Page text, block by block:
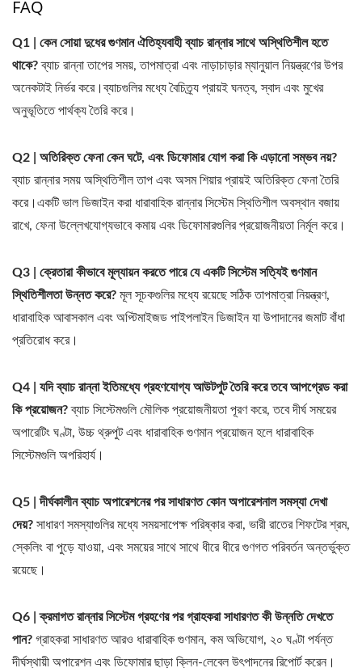
FAQ
Q1 | কেন সোয়া দুধের গুণমান ঐতিহ্যবাহী ব্যাচ রান্নার সাথে অস্থিতিশীল হতে
থাকে?ব্যাচ রান্না তাপের সময়, তাপমাত্রা এবং নাড়াচাড়ার ম্যানুয়াল নিয়ন্ত্রণের উপর
অনেকটাই নির্ভর করে।ব্যাচগুলির মধ্যে বৈচিত্র্য প্রায়ই ঘনত্ব, স্বাদ এবং মুখের
অনুভূতিতে পার্থক্য তৈরি করে।
Q2 | অতিরিক্ত ফেনা কেন ঘটে, এবং ডিফোমার যোগ করা কি এড়ানো সম্ভব নয়?
ব্যাচ রান্নার সময় অস্থিতিশীল তাপ এবং অসম শিয়ার প্রায়ই অতিরিক্ত ফেনা তৈরি
করে।একটি ভাল ডিজাইন করা ধারাবাহিক রান্নার সিস্টেম স্থিতিশীল অবস্থান বজায়
রাখে, ফেনা উল্লেখযোগ্যভাবে কমায় এবং ডিফোমারগুলির প্রয়োজনীয়তা নির্মূল করে।
Q3 | ক্রেতারা কীভাবে মূল্যায়ন করতে পারে যে একটি সিস্টেম সত্যিই গুণমান
স্থিতিশীলতা উন্নত করে? মূল সূচকগুলির মধ্যে রয়েছে সঠিক তাপমাত্রা নিয়ন্ত্রণ,
ধারাবাহিক আবাসকাল এবং অপ্টিমাইজড পাইপলাইন ডিজাইন যা উপাদানের জমাট বাঁধা
প্রতিরোধ করে।
Q4 | যদি ব্যাচ রান্না ইতিমধ্যে গ্রহণযোগ্য আউটপুট তৈরি করে তবে আপগ্রেড করা
কি প্রয়োজন?ব্যাচ সিস্টেমগুলি মৌলিক প্রয়োজনীয়তা পূরণ করে, তবে দীর্ঘ সময়ের
অপারেটিং ঘণ্টা, উচ্চ থ্রুপুট এবং ধারাবাহিক গুণমান প্রয়োজন হলে ধারাবাহিক
সিস্টেমগুলি অপরিহার্য।
Q5 | দীর্ঘকালীন ব্যাচ অপারেশনের পর সাধারণত কোন অপারেশনাল সমস্যা দেখা
দেয়? সাধারণ সমস্যাগুলির মধ্যে সময়সাপেক্ষ পরিষ্কার করা, ভারী রাতের শিফটের শ্রম,
স্কেলিং বা পুড়ে যাওয়া, এবং সময়ের সাথে সাথে ধীরে ধীরে গুণগত পরিবর্তন অন্তর্ভুক্ত
রয়েছে।
Q6 | ক্রমাগত রান্নার সিস্টেম গ্রহণের পর গ্রাহকরা সাধারণত কী উন্নতি দেখতে
পান? গ্রাহকরা সাধারণত আরও ধারাবাহিক গুণমান, কম অভিযোগ, ২০ ঘণ্টা পর্যন্ত
দীর্ঘস্থায়ী অপারেশন এবং ডিফোমার ছাড়া ক্লিন-লেবেল উৎপাদনের রিপোর্ট করেন।